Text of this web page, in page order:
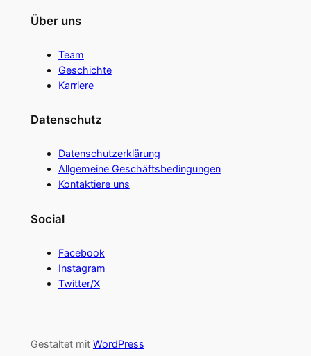
Über uns
Team
Geschichte
Karriere
Datenschutz
Datenschutzerklärung
Allgemeine Geschäftsbedingungen
Kontaktiere uns
Social
Facebook
Instagram
Twitter/X
Gestaltet mit WordPress